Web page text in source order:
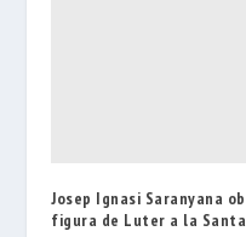
Josep Ignasi Saranyana
figura de Luter a la Santa